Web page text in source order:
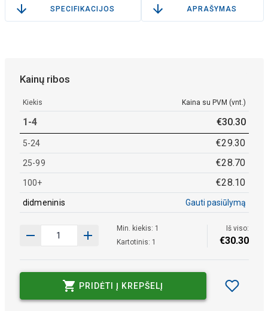
SPECIFIKACIJOS APRAŠYMAS
Kainų ribos
Kiekis Kaina su PVM (vnt.)
1-4 €30.30
5-24 €29.30
25-99 €28.70
100+ €28.10
didmeninis Gauti pasiūlymą
Min. kiekis: 1
Kartotinis: 1
Iš viso:
€30.30
PRIDĖTI Į KREPŠELĮ